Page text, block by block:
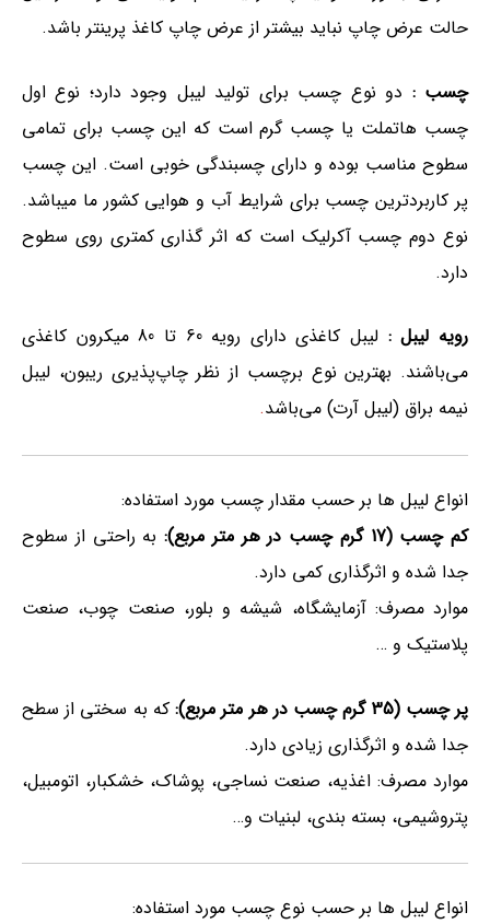
حالت عرض چاپ نباید بیشتر از عرض چاپ کاغذ پرینتر باشد.
چسب : دو نوع چسب برای تولید لیبل وجود دارد؛ نوع اول
چسب هاتملت یا چسب گرم است که این چسب برای تمامی
سطوح مناسب بوده و دارای چسبندگی خوبی است. این چسب
پر کاربردترین چسب برای شرایط آب و هوایی کشور ما میباشد.
نوع دوم چسب آکرلیک است که اثر گذاری کمتری روی سطوح
دارد.
رویه لیبل :
لیبل کاغذی دارای رویه 60 تا 80 میکرون کاغذی
می‌باشند. بهترین نوع برچسب از نظر چاپ‌پذیری ریبون، لیبل
نیمه براق (لیبل آرت) می‌باشد.
انواع لیبل ها بر حسب مقدار چسب مورد استفاده:
کم چسب (17 گرم چسب در هر متر مربع):
به راحتی از سطوح
جدا شده و اثرگذاری کمی دارد.
موارد مصرف: آزمایشگاه، شیشه و بلور، صنعت چوب، صنعت
پلاستیک و …
پر چسب (35 گرم چسب در هر متر مربع):
که به سختی از سطح
جدا شده و اثرگذاری زیادی دارد.
موارد مصرف: اغذیه، صنعت نساجی، پوشاک، خشکبار، اتومبیل،
پتروشیمی، بسته بندی، لبنیات و…
انواع لیبل ها بر حسب نوع چسب مورد استفاده: